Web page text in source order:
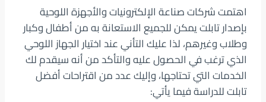
اهتمت شركات صناعة الإلكترونيات والأجهزة اللوحية
بإصدار تابلت يمكن للجميع الاستعانة به من أطفال وكبار
وطلاب وغيرهم، لذا عليك التأني عند اختيار الجهاز اللوحي
الذي ترغب في الحصول عليه والتأكد من أنه سيقدم لك
الخدمات التي تحتاجها، وإليك عدد من اقتراحات أفضل
تابلت للدراسة فيما يأتي: